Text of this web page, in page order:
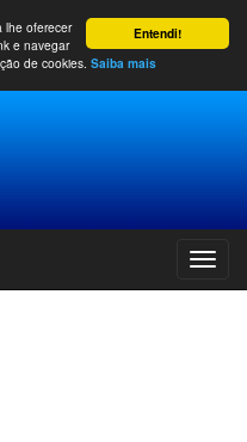
Entendi!
lhe oferecer
e navegar
de cookies. Saiba mais